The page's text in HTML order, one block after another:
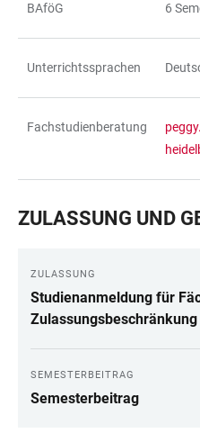
BAföG 6
Unterrichtssprachen
Fachstudienberatung
ZULASSUNG UND
ZULASSUNG
Studienanmeldung für
Zulassungsbeschränkung
SEMESTERBEITRAG
Semesterbeitrag